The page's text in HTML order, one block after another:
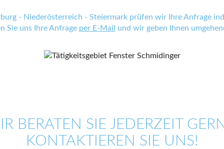
- Niederösterreich - Steiermark prüfen wir Ihre Anfrage
Sie uns Ihre Anfrage per E-Mail und wir geben Ihnen
BERATEN SIE JEDERZEIT
KONTAKTIEREN SIE UNS!